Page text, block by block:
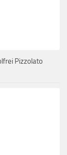
Pizzolato